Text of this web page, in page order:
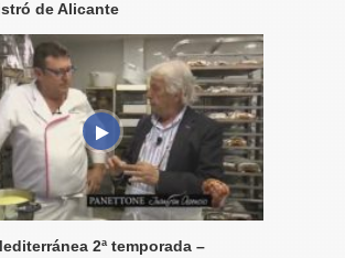
de Alicante
2ª temporada –